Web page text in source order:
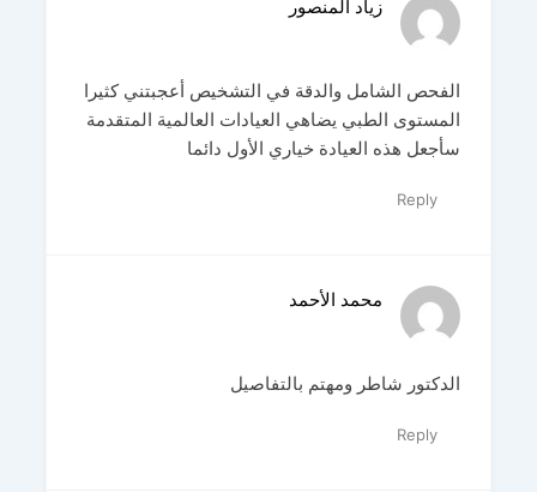
زياد المنصور
الفحص الشامل والدقة في التشخيص أعجبتني كثيرا
المستوى الطبي يضاهي العيادات العالمية المتقدمة
سأجعل هذه العيادة خياري الأول دائما
Reply
محمد الأحمد
الدكتور شاطر ومهتم بالتفاصيل
Reply